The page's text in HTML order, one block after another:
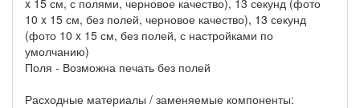
x 15 см, с полями, черновое качество), 13 секунд (фото
10 x 15 см, без полей, черновое качество), 13 секунд
(фото 10 x 15 см, без полей, с настройками по
умолчанию)
Поля - Возможна печать без полей
Расходные материалы / заменяемые компоненты: